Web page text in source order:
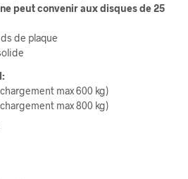
peut convenir aux disques de 25
de plaque
max 600 kg)
max 800 kg)